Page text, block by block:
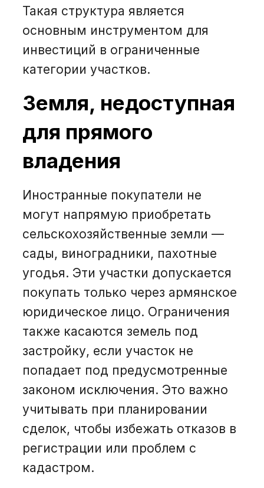
Такая структура является
основным инструментом для
инвестиций в ограниченные
категории участков.
Земля, недоступная
для прямого
владения
Иностранные покупатели не
могут напрямую приобретать
сельскохозяйственные земли —
сады, виноградники, пахотные
угодья. Эти участки допускается
покупать только через армянское
юридическое лицо. Ограничения
также касаются земель под
застройку, если участок не
попадает под предусмотренные
законом исключения. Это важно
учитывать при планировании
сделок, чтобы избежать отказов в
регистрации или проблем с
кадастром.